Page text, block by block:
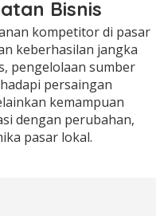
Bisnis
kompetitor di pasar
keberhasilan jangka
pengelolaan sumber
persaingan
kemampuan
dengan perubahan,
pasar lokal.